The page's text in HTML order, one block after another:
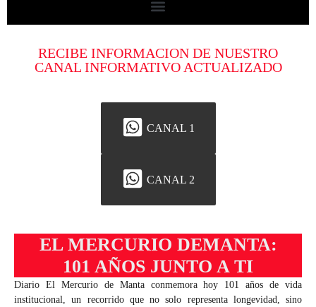
RECIBE INFORMACION DE NUESTRO
CANAL INFORMATIVO ACTUALIZADO
CANAL 1
CANAL 2
EL MERCURIO DEMANTA:
101 AÑOS JUNTO A TI
Diario El Mercurio de Manta conmemora hoy 101 años de vida
institucional, un recorrido que no solo representa longevidad, sino